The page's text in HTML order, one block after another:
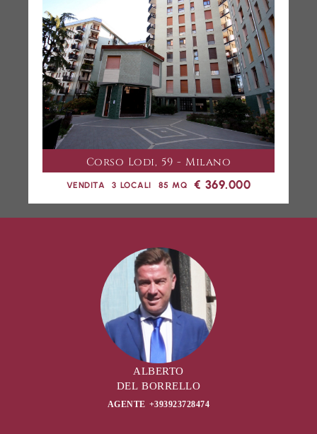
Corso Lodi, 59 - Milano
VENDITA 3 LOCALI 85 MQ € 369.000
ALBERTO
DEL BORRELLO
AGENTE +393923728474